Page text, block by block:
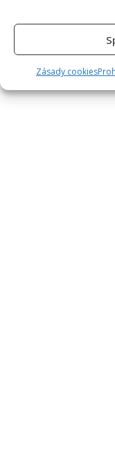
Zásady cookies